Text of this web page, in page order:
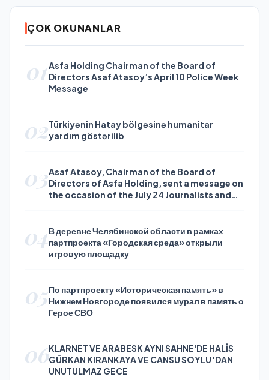
ÇOK OKUNANLAR
01Asfa Holding Chairman of the Board of
Directors Asaf Atasoy’s April 10 Police Week
Message
02Türkiyənin Hatay bölgəsinə humanitar
yardım göstərilib
03Asaf Atasoy, Chairman of the Board of
Directors of Asfa Holding, sent a message on
the occasion of the July 24 Journalists and
04В деревне Челябинской области в рамках
партпроекта «Городская среда» открыли
игровую площадку
05По партпроекту «Историческая память» в
Нижнем Новгороде появился мурал в память о
Герое СВО
06KLARNET VE ARABESK AYNI SAHNE'DE HALİS
GÜRKAN KIRANKAYA VE CANSU SOYLU 'DAN
UNUTULMAZ GECE